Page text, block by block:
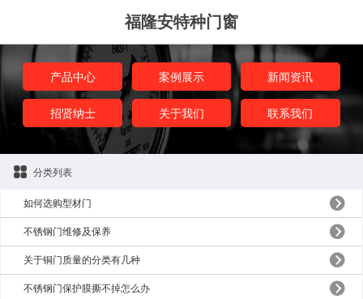
福隆安特种门窗
产品中心 案例展示 新闻资讯
招贤纳士 关于我们 联系我们
分类列表
如何选购型材门
不锈钢门维修及保养
关于铜门质量的分类有几种
不锈钢门保护膜撕不掉怎么办